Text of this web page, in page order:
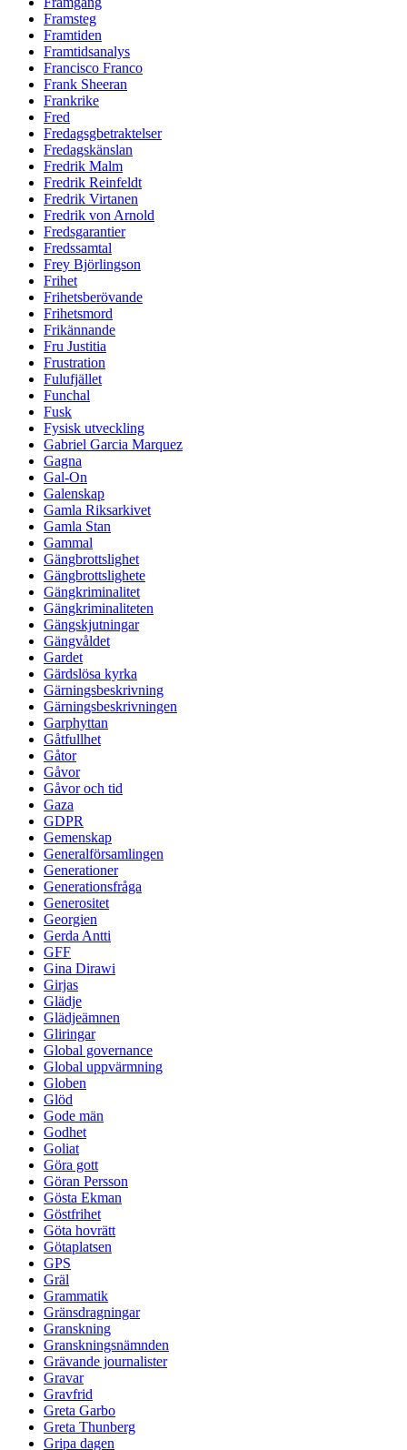
Framsteg
Framtiden
Framtidsanalys
Francisco Franco
Frank Sheeran
Frankrike
Fred
Fredagsgbetraktelser
Fredagskänslan
Fredrik Malm
Fredrik Reinfeldt
Fredrik Virtanen
Fredrik von Arnold
Fredsgarantier
Fredssamtal
Frey Björlingson
Frihet
Frihetsberövande
Frihetsmord
Frikännande
Fru Justitia
Frustration
Fulufjället
Funchal
Fusk
Fysisk utveckling
Gabriel Garcia Marquez
Gagna
Gal-On
Galenskap
Gamla Riksarkivet
Gamla Stan
Gammal
Gängbrottslighet
Gängbrottslighete
Gängkriminalitet
Gängkriminaliteten
Gängskjutningar
Gängvåldet
Gardet
Gärdslösa kyrka
Gärningsbeskrivning
Gärningsbeskrivningen
Garphyttan
Gåtfullhet
Gåtor
Gåvor
Gåvor och tid
Gaza
GDPR
Gemenskap
Generalförsamlingen
Generationer
Generationsfråga
Generositet
Georgien
Gerda Antti
GFF
Gina Dirawi
Girjas
Glädje
Glädjeämnen
Gliringar
Global governance
Global uppvärmning
Globen
Glöd
Gode män
Godhet
Goliat
Göra gott
Göran Persson
Gösta Ekman
Göstfrihet
Göta hovrätt
Götaplatsen
GPS
Gräl
Grammatik
Gränsdragningar
Granskning
Granskningsnämnden
Grävande journalister
Gravar
Gravfrid
Greta Garbo
Greta Thunberg
Gripa dagen